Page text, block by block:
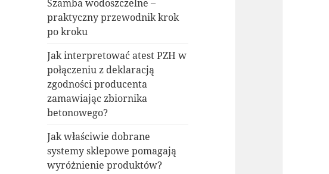
Szamba wodoszczelne –
praktyczny przewodnik krok
po kroku
Jak interpretować atest PZH w
połączeniu z deklaracją
zgodności producenta
zamawiając zbiornika
betonowego?
Jak właściwie dobrane
systemy sklepowe pomagają
wyróżnienie produktów?